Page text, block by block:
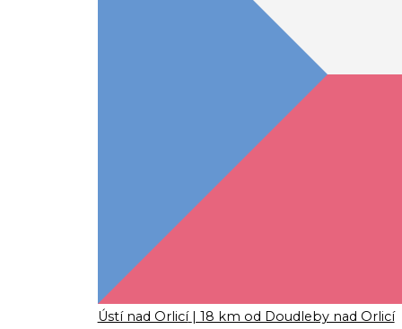
Ústí nad Orlicí | 18 km od Doudleby nad Orlicí